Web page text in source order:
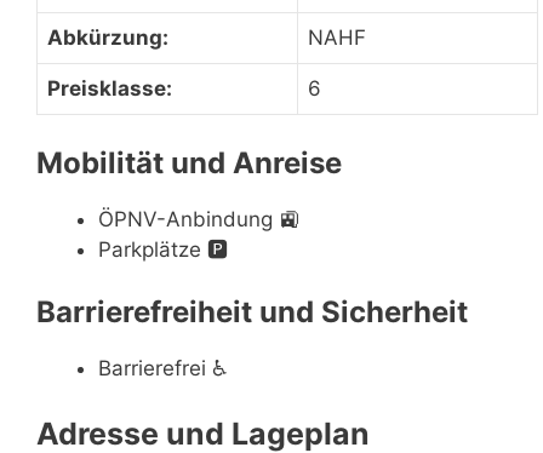
Abkürzung: NAHF
Preisklasse: 6
Mobilität und Anreise
ÖPNV-Anbindung 🚉
Parkplätze 🅿️
Barrierefreiheit und Sicherheit
Barrierefrei ♿
Adresse und Lageplan